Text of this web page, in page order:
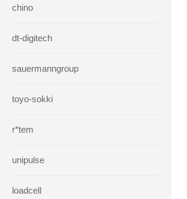
chino
dt-digitech
sauermanngroup
toyo-sokki
r*tem
unipulse
loadcell